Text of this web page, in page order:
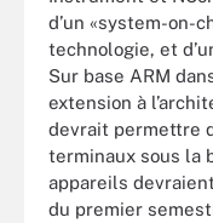
d’un «system-on-
technologie, et
Sur base ARM
extension à
devrait permettre
terminaux sous la
appareils
du premier